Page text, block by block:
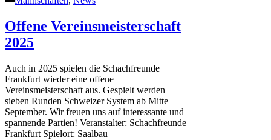
Offene Vereinsmeisterschaft
2025
Auch in 2025 spielen die Schachfreunde
Frankfurt wieder eine offene
Vereinsmeisterschaft aus. Gespielt werden
sieben Runden Schweizer System ab Mitte
September. Wir freuen uns auf interessante und
spannende Partien! Veranstalter: Schachfreunde
Frankfurt Spielort: Saalbau